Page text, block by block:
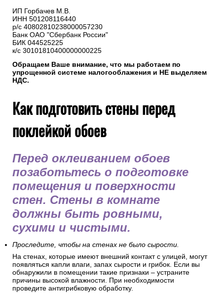
ИП Горбачев М.В.
ИНН 501208116440
р/с 40802810238000057230
Банк ОАО "Сбербанк России"
БИК 044525225
к/с 30101810400000000225
Обращаем Ваше внимание, что мы работаем по
упрощенной системе налогооблажения и НЕ выделяем
НДС.
Как подготовить стены перед
поклейкой обоев
Перед оклеиванием обоев
позаботьтесь о подготовке
помещения и поверхности
стен. Стены в комнате
должны быть ровными,
сухими и чистыми.
Проследите, чтобы на стенах не было сырости.
На стенах, которые имеют внешний контакт с улицей, могут
появляться капли влаги, запах сырости и грибок. Если вы
обнаружили в помещении такие признаки – устраните
причины высокой влажности. При необходимости
проведите антигрибковую обработку.